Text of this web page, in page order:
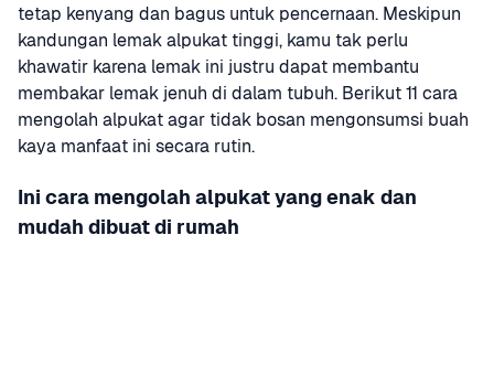
tetap kenyang dan bagus untuk pencernaan. Meskipun
kandungan lemak alpukat tinggi, kamu tak perlu
khawatir karena lemak ini justru dapat membantu
membakar lemak jenuh di dalam tubuh. Berikut 11 cara
mengolah alpukat agar tidak bosan mengonsumsi buah
kaya manfaat ini secara rutin.
Ini cara mengolah alpukat yang enak dan
mudah dibuat di rumah